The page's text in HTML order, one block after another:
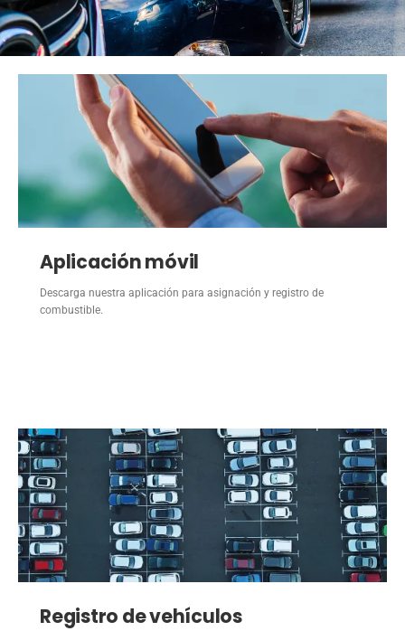
Aplicación móvil
Descarga nuestra aplicación para asignación y registro de
combustible.
Registro de vehículos